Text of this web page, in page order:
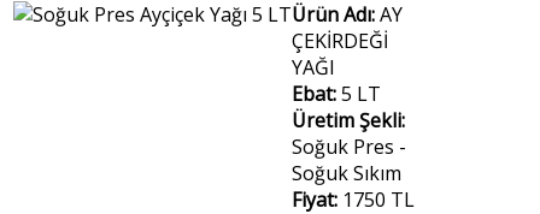
Ürün Adı:AY
ÇEKİRDEĞİ
YAĞI
Ebat:5 LT
Üretim Şekli:
Soğuk Pres -
Soğuk Sıkım
Fiyat: 1750 TL